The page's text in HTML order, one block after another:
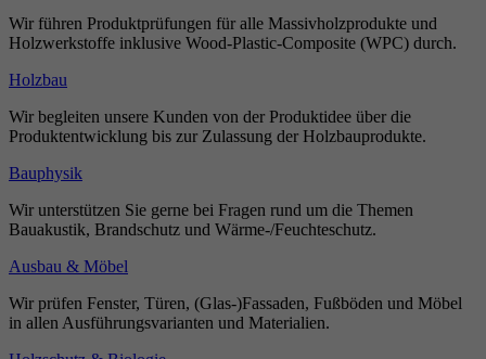
Wir führen Produktprüfungen für alle Massivholzprodukte und
Holzwerkstoffe inklusive Wood-Plastic-Composite (WPC) durch.
Holzbau
Wir begleiten unsere Kunden von der Produktidee über die
Produktentwicklung bis zur Zulassung der Holzbauprodukte.
Bauphysik
Wir unterstützen Sie gerne bei Fragen rund um die Themen
Bauakustik, Brandschutz und Wärme-/Feuchteschutz.
Ausbau & Möbel
Wir prüfen Fenster, Türen, (Glas-)Fassaden, Fußböden und Möbel
in allen Ausführungsvarianten und Materialien.